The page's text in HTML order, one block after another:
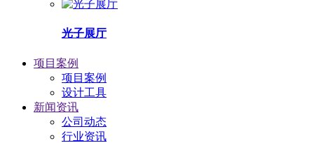
光子展厅
项目案例
项目案例
设计工具
新闻资讯
公司动态
行业资讯